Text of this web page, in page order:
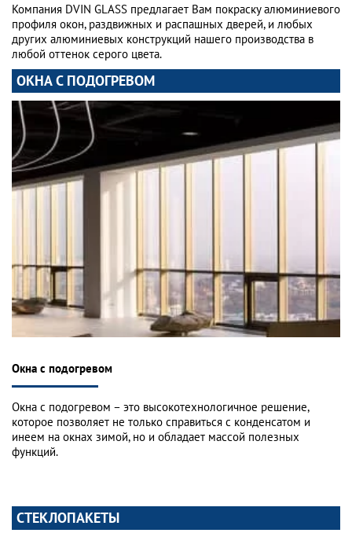
Компания DVIN GLASS предлагает Вам покраску алюминиевого
профиля окон, раздвижных и распашных дверей, и любых
других алюминиевых конструкций нашего производства в
любой оттенок серого цвета.
ОКНА С ПОДОГРЕВОМ
Окна с подогревом
Окна с подогревом – это высокотехнологичное решение,
которое позволяет не только справиться с конденсатом и
инеем на окнах зимой, но и обладает массой полезных
функций.
СТЕКЛОПАКЕТЫ